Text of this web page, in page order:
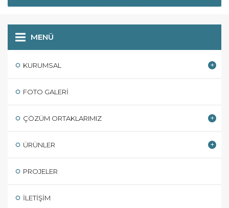
MENÜ
KURUMSAL
FOTO GALERI
ÇÖZÜM ORTAKLARIMIZ
ÜRÜNLER
PROJELER
İLETIŞIM